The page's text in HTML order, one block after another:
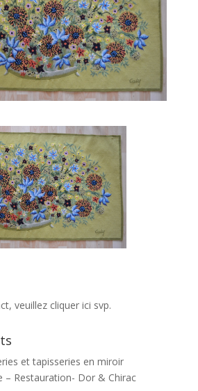
et tapisseries en miroir
– Restauration- Dor & Chirac